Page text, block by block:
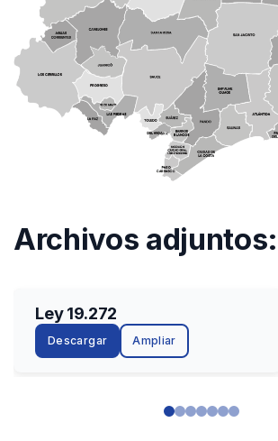
Archivos adjuntos:
Ley 19.272
Descargar Ampliar